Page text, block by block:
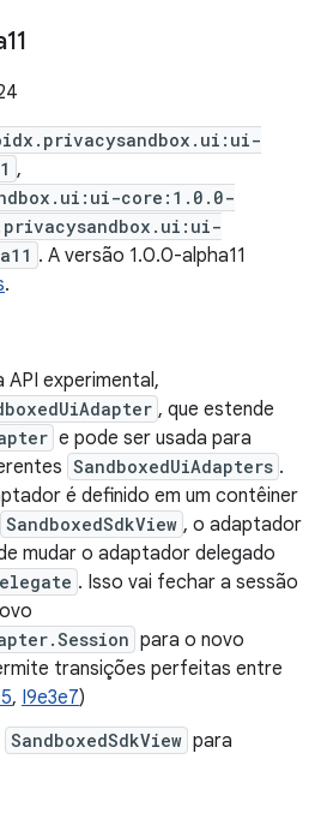
,
core:1.0.0-
. A versão 1.0.0-alpha11
.
API experimental,
, que estende
e pode ser usada para
SandboxedUiAdapters .
é definido em um contêiner
SandboxedSdkView , o adaptador
mudar o adaptador delegado
. Isso vai fechar a sessão
para o novo
transições perfeitas entre
, I9e3e7)
SandboxedSdkView para